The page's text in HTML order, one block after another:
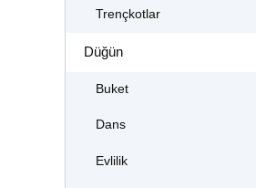
Trençkotlar
Düğün
Buket
Dans
Evlilik